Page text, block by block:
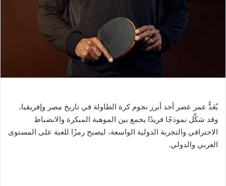
يُعَدُّ عمر عصر أحد أبرز نجوم كرة الطاولة في تاريخ مصر وإفريقيا،
وقد شكَّل نموذجًا فريدًا يجمع بين الموهبة المبكرة والانضباط
الاحترافي والتجربة الدولية الواسعة، ليصبح رمزًا للعبة على المستوى
العربي والدولي.